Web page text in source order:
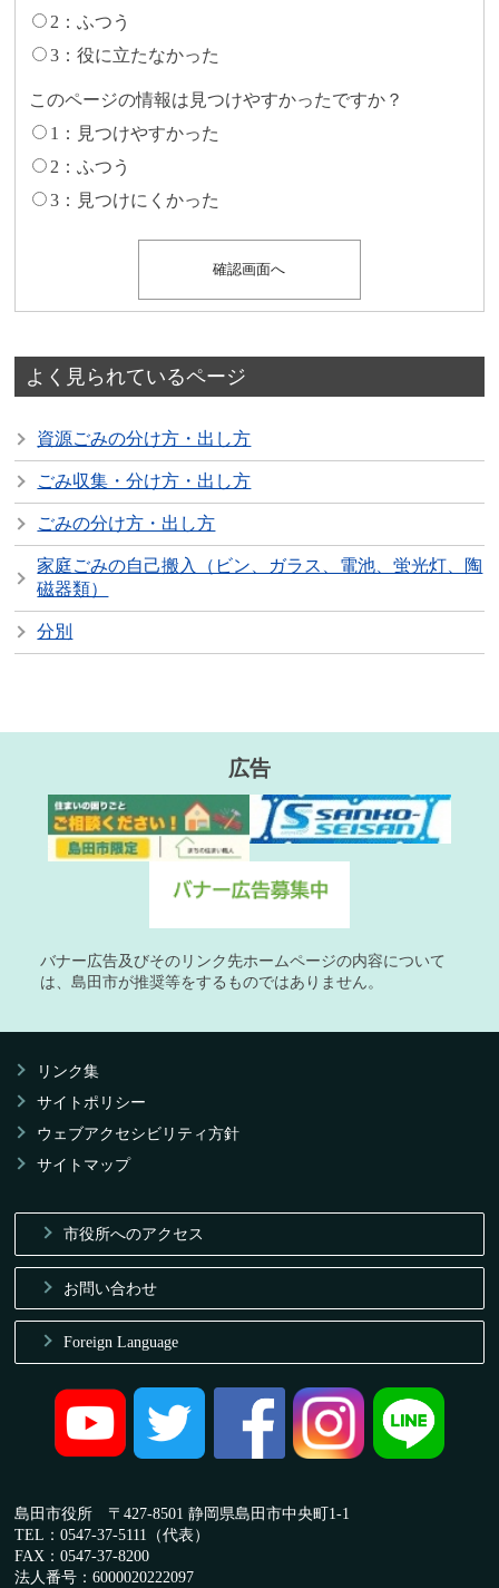
2：ふつう
3：役に立たなかった
このページの情報は見つけやすかったですか？
1：見つけやすかった
2：ふつう
3：見つけにくかった
よく見られているページ
資源ごみの分け方・出し方
ごみ収集・分け方・出し方
ごみの分け方・出し方
家庭ごみの自己搬入（ビン、ガラス、電池、蛍光灯、陶
磁器類）
分別
広告
バナー広告及びそのリンク先ホームページの内容について
は、島田市が推奨等をするものではありません。
リンク集
サイトポリシー
ウェブアクセシビリティ方針
サイトマップ
市役所へのアクセス
お問い合わせ
Foreign Language
島田市役所 〒427-8501 静岡県島田市中央町1-1
TEL：0547-37-5111（代表）
FAX：0547-37-8200
法人番号：6000020222097